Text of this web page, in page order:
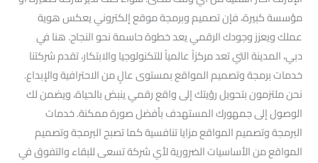
مؤسسة كبيرة، فإن تصميم وبرمجة موقع إلكتروني يعكس هوية
عملك ويعزز وجودك الرقمي يعد خطوة حاسمة نحو النجاح. هنا في
دبي، المدينة التي تعد مركزاً عالمياً للتكنولوجيا والابتكار، تقدم شركتنا
خدمات برمجة وتصميم المواقع بمستوى عالٍ من الاحترافية والإبداع.
نحن ملتزمون بتحويل رؤيتك إلى واقع رقمي ينبض بالحياة، ويضمن لك
الوصول إلى جمهورك المستهدف بأفضل صورة ممكنة. خدمات
البرمجة وتصميم المواقع مزايا تنافسية كما تصبح البرمجة وتصميم
المواقع من الأساسيات الضرورية لأي شركة تسعى للبقاء والتفوق في